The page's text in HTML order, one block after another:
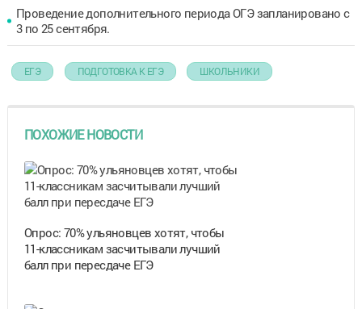
Проведение дополнительного периода ОГЭ запланировано с
3 по 25 сентября.
ЕГЭ ПОДГОТОВКА К ЕГЭ ШКОЛЬНИКИ
ПОХОЖИЕ НОВОСТИ
Опрос: 70% ульяновцев хотят, чтобы
11-классникам засчитывали лучший
балл при пересдаче ЕГЭ